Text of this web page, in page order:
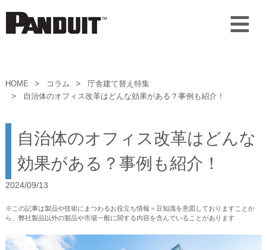
HOME コラム
庁舎建て替え特集
自治体のオフィス改革はどんな効果がある？事例も紹介！
自治体のオフィス改革はどんな
効果がある？事例も紹介！
2024/09/13
※この記事は製品や技術にまつわるお役立ち情報＝豆知識を意図しておりますことか
ら、弊社製品以外の製品や市場一般に関する内容を含んでいることがあります